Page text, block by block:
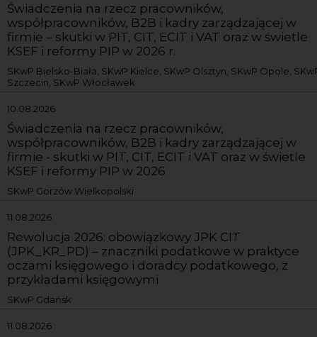
Świadczenia na rzecz pracowników,
współpracowników, B2B i kadry zarządzającej w
firmie – skutki w PIT, CIT, ECIT i VAT oraz w świetle
KSEF i reformy PIP w 2026 r.
SKwP Bielsko-Biała, SKwP Kielce, SKwP Olsztyn, SKwP Opole,
Szczecin, SKwP Włocławek
10.08.2026
Świadczenia na rzecz pracowników,
współpracowników, B2B i kadry zarządzającej w
firmie - skutki w PIT, CIT, ECIT i VAT oraz w świetle
KSEF i reformy PIP w 2026
SKwP Gorzów Wielkopolski
11.08.2026
Rewolucja 2026: obowiązkowy JPK CIT
(JPK_KR_PD) – znaczniki podatkowe w praktyce
oczami księgowego i doradcy podatkowego, z
przykładami księgowymi
SKwP Gdańsk
11.08.2026